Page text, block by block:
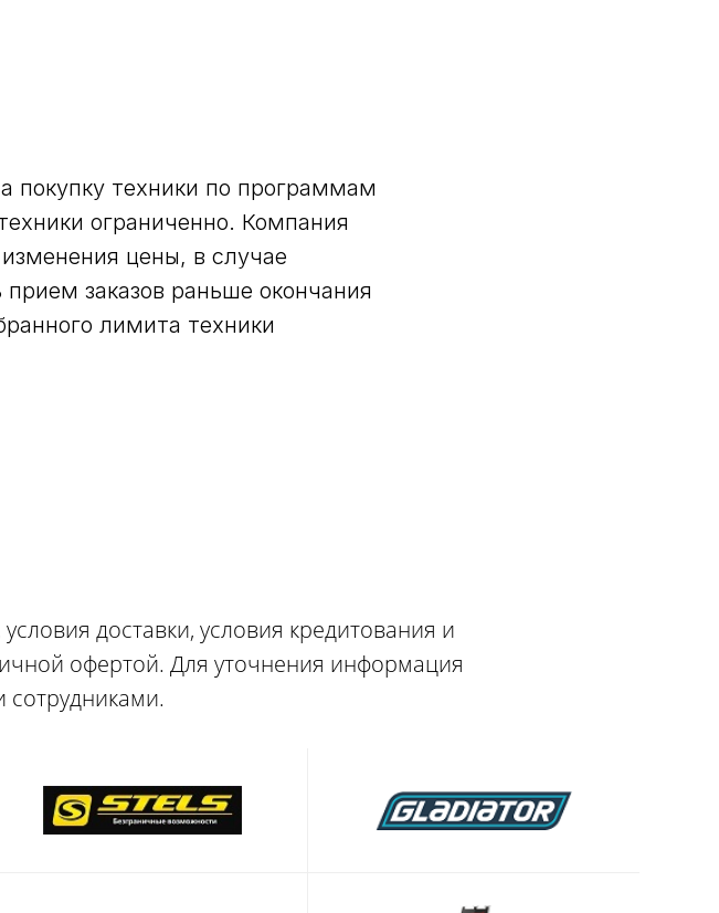
покупку техники по программам
ограниченно. Компания
цены, в случае
заказов раньше окончания
лимита техники
доставки, условия кредитования и
офертой. Для уточнения информация